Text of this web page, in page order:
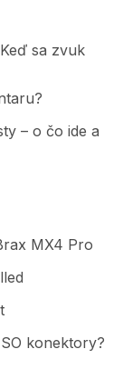
sa zvuk
– o čo ide a
MX4 Pro
konektory?